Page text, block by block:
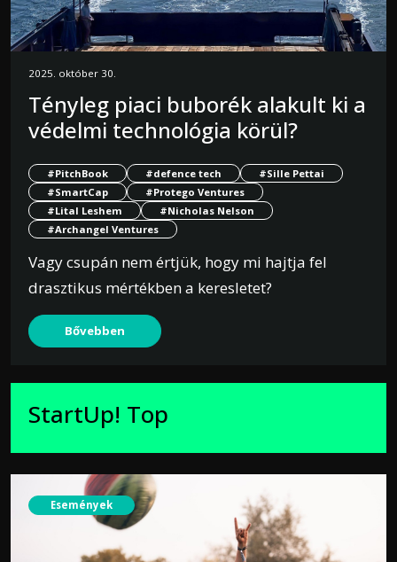
2025. október 30.
Tényleg piaci buborék alakult ki a
védelmi technológia körül?
#PitchBook #defence tech
#Sille Pettai
#SmartCap
#Protego Ventures
#Lital Leshem
#Nicholas Nelson
#Archangel Ventures
Vagy csupán nem értjük, hogy mi hajtja fel
drasztikus mértékben a keresletet?
Bővebben
StartUp! Top
Események